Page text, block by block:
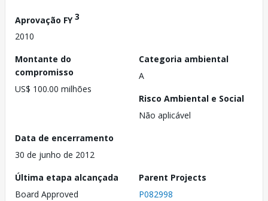
Aprovação FY3
2010
Montante do
compromisso
US$ 100.00 milhões
Categoria ambiental
A
Risco Ambiental e Social
Não aplicável
Data de encerramento
30 de junho de 2012
Última etapa alcançada
Board Approved
Parent Projects
P082998